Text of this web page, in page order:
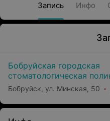
Запись Инфо
Бобруйская городская
стоматологическая
Бобруйск, ул. Минская, 50